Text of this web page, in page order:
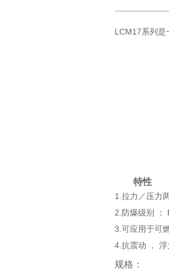
LCM17系列是
特性
1.拉力／压力
2.防爆级别 ：
3.可应用于可
4. 抗震动 ，
规格：